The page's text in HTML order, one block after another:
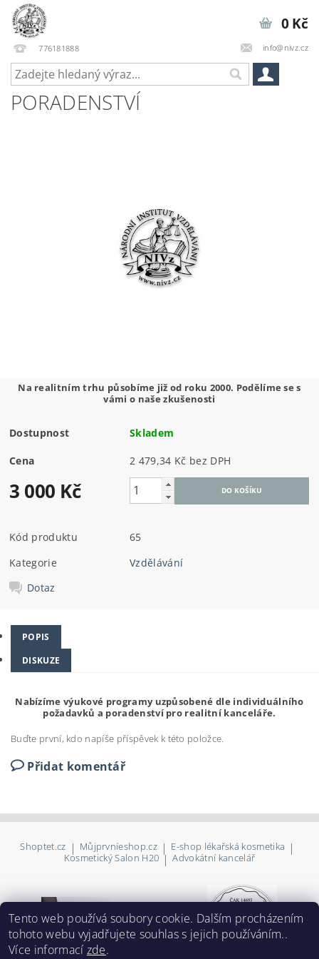
776181888 info@nivz.cz
0 Kč
PORADENSTVÍ
Na realitním trhu působíme již od roku 2000. Podělíme se s
vámi o naše zkušenosti
Dostupnost Skladem
Cena 2 479,34 Kč bez DPH
3 000 Kč
Kód produktu
65
Kategorie
Vzdělávání
Dotaz
POPIS
DISKUZE
Nabízíme výukové programy uzpůsobené dle individuálního
požadavků a poradenství pro realitní kanceláře.
Buďte první, kdo napíše příspěvek k této položce.
Přidat komentář
Shoptet.cz | Můjprvníeshop.cz | E-shop lékařská kosmetika |
Kosmetický Salon H20 | Advokátní kancelář
Tento web používá soubory cookie. Dalším procházením
tohoto webu vyjadřujete souhlas s jejich používáním..
Více informací zde.